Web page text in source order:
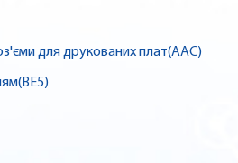
для друкованих плат(AAC)